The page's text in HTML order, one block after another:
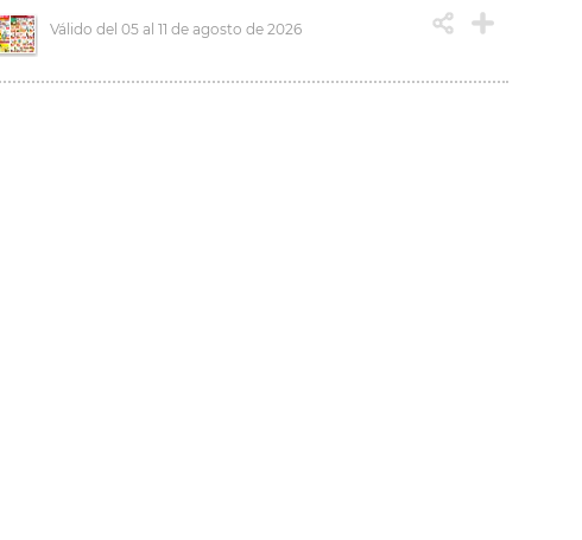
Válido del 05 al 11 de agosto de 2026